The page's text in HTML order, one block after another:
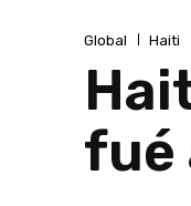
Global Haiti
fué